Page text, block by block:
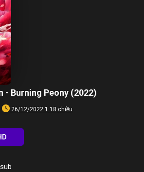
- Burning Peony (2022)
26/12/2022 1:18 chiều